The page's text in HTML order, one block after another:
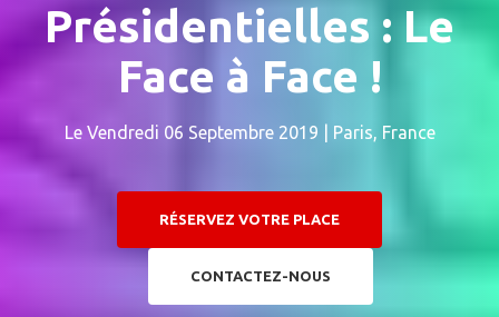
Présidentielles : Le
Face à Face !
Le Vendredi 06 Septembre 2019 | Paris, France
RÉSERVEZ VOTRE PLACE
CONTACTEZ-NOUS